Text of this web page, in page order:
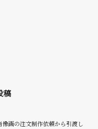
稿
像画の注文制作依頼から引渡し